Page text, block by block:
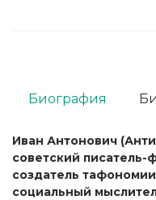
Иван Антонович
советский писатель-
создатель
социальный
Биография